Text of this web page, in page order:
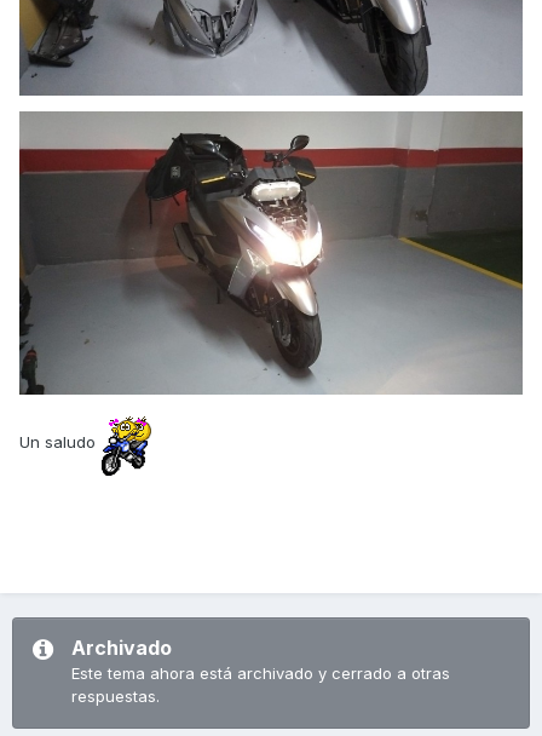
Un saludo
Archivado
Este tema ahora está archivado y cerrado a otras
respuestas.